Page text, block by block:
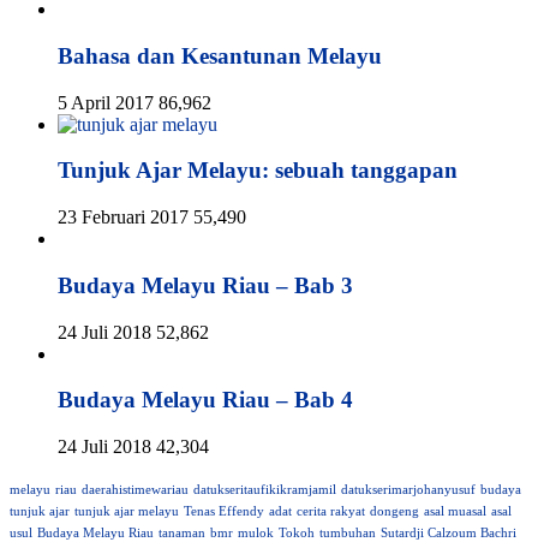
Bahasa dan Kesantunan Melayu
5 April 2017 86,962
Tunjuk Ajar Melayu: sebuah tanggapan
23 Februari 2017 55,490
Budaya Melayu Riau – Bab 3
24 Juli 2018 52,862
Budaya Melayu Riau – Bab 4
24 Juli 2018 42,304
melayu riau daerahistimewariau datukseritaufikikramjamil datukserimarjohanyusuf budaya
tunjuk ajar tunjuk ajar melayu Tenas Effendy adat cerita rakyat dongeng asal muasal asal
usul Budaya Melayu Riau tanaman bmr mulok Tokoh tumbuhan Sutardji Calzoum Bachri